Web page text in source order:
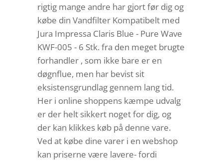
rigtig mange andre har gjort før dig og
købe din Vandfilter Kompatibelt med
Jura Impressa Claris Blue - Pure Wave
KWF-005 - 6 Stk. fra den meget brugte
forhandler , som ikke bare er en
døgnflue, men har bevist sit
eksistensgrundlag gennem lang tid.
Her i online shoppens kæmpe udvalg
er der helt sikkert noget for dig, og
der kan klikkes køb på denne vare.
Ved at købe dine varer i en webshop
kan priserne være lavere- fordi